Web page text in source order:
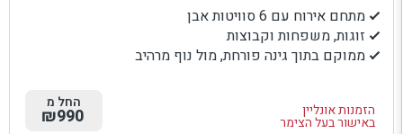
מתחם אירוח עם 6 סוויטות אבן
זוגות, משפחות וקבוצות
ממוקם בתוך גינה פורחת, מול נוף מרהיב
הזמנות אונליין
באישור בעל הצימר
החל מ
₪990